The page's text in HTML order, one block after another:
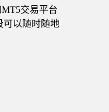
交易平台
可以随时随地